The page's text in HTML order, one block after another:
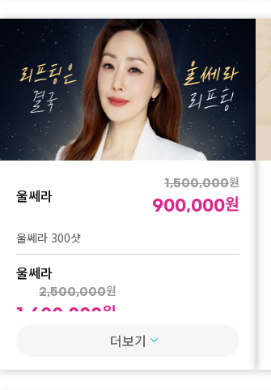
1,040,000원
온다 20만줄
온다 해피아워 이벤트
2,500,000원
1,300,000원
울쎄라
1,500,000원
900,000원
울쎄라 300샷
울쎄라
2,500,000원
1,600,000원
더보기